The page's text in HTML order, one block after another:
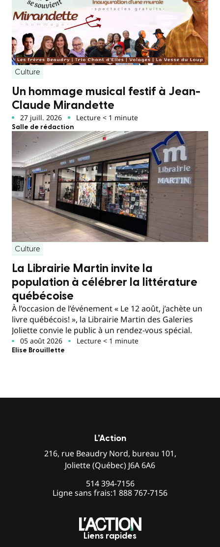
Culture
Un hommage musical festif à Jean-
Claude Mirandette
27 juill. 2026 Lecture < 1 minute
Salle de rédaction
Culture
La Librairie Martin invite la
population à célébrer la littérature
québécoise
À l’occasion de l’événement « Le 12 août, j’achète un
livre québécois! », la Librairie Martin des Galeries
Joliette convie le public à un rendez-vous spécial.
05 août 2026 Lecture < 1 minute
Elise Brouillette
L’Action
216, rue Beaudry Nord, bureau 101,
Joliette (Québec) J6A 6A6
514 394-7156
Ligne sans frais:1 888 767-7156
Liens rapides